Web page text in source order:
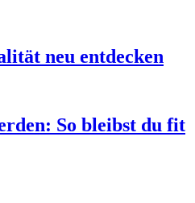
neu entdecken
So bleibst du fit